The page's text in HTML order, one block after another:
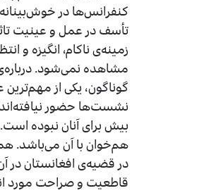
کنفرانس‌ها در
تأسف در عمل و عینیت
زمینه‌ی ناکام، انگیزه
مشاهده نمی‌شود.
گوناگون، یکی از
نشست‌ها حضور
بیش برای آنان نبوده
هم‌خوان با آن می‌باشد.
در قضیه‌ی افغانستان در
قاطعیت و صراحت مورد